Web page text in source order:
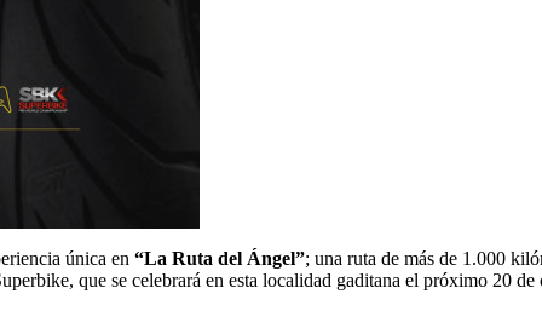
única en “La Ruta del Ángel”; una ruta de más de 1.000
que se celebrará en esta localidad gaditana el próximo 20 de